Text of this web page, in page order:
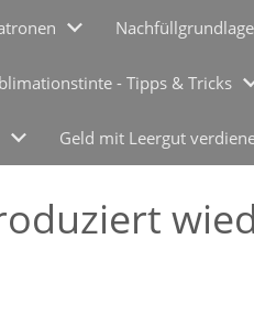
- Tipps & Tricks
Geld mit Leergut